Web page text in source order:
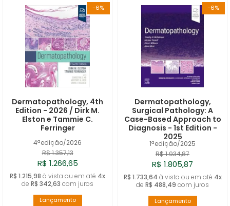
-6%
4ªedição/2026
Dermatopathology, 4th
Edition - 2026 / Dirk M.
Elston e Tammie C.
Ferringer
R$ 1.357,13
R$ 1.266,65
R$ 1.215,98 à vista ou em até 4x
de R$ 342,63 com juros
Lançamento
-6%
1ªedição/2025
Dermatopathology,
Surgical Pathology: A
Case-Based Approach to
Diagnosis - 1st Edition -
2025
R$ 1.934,87
R$ 1.805,87
R$ 1.733,64 à vista ou em até 4x
de R$ 488,49 com juros
Lançamento